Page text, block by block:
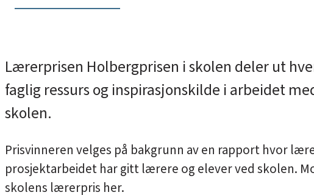
Lærerprisen Holbergprisen i skolen deler ut
faglig ressurs og inspirasjonskilde i arbeidet
skolen.
Prisvinneren velges på bakgrunn av en rapport hvor
prosjektarbeidet har gitt lærere og elever ved skolen.
skolens lærerpris her.